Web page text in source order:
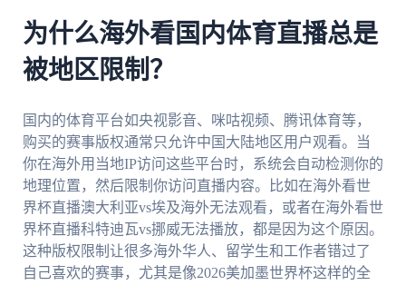
为什么海外看国内体育直播总是
被地区限制？
国内的体育平台如央视影音、咪咕视频、腾讯体育等，
购买的赛事版权通常只允许中国大陆地区用户观看。当
你在海外用当地IP访问这些平台时，系统会自动检测你的
地理位置，然后限制你访问直播内容。比如在海外看世
界杯直播澳大利亚vs埃及海外无法观看，或者在海外看世
界杯直播科特迪瓦vs挪威无法播放，都是因为这个原因。
这种版权限制让很多海外华人、留学生和工作者错过了
自己喜欢的赛事，尤其是像2026美加墨世界杯这样的全